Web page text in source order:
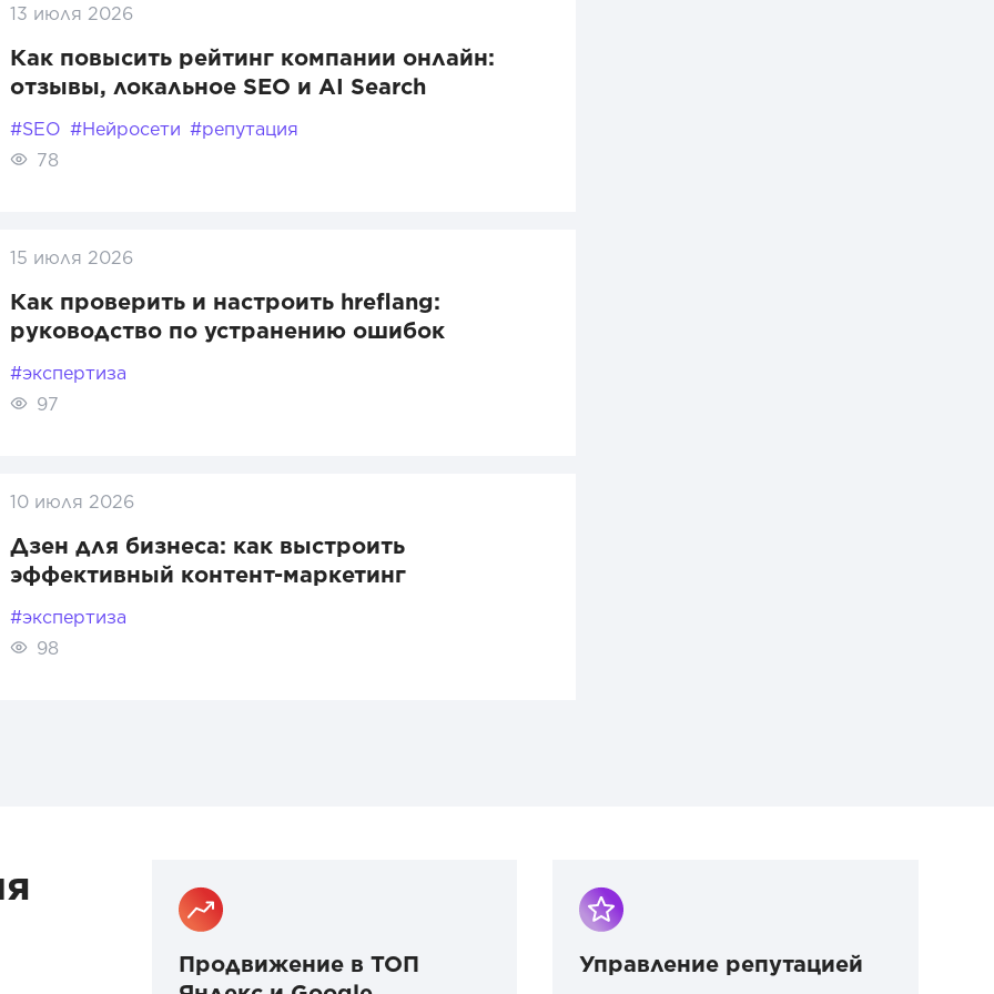
13 июля 2026
Как повысить рейтинг компании онлайн:
отзывы, локальное SEO и AI Search
#SEO #Нейросети #репутация
78
15 июля 2026
Как проверить и настроить hreflang:
руководство по устранению ошибок
#экспертиза
97
10 июля 2026
Дзен для бизнеса: как выстроить
эффективный контент-маркетинг
#экспертиза
98
Продвижение в ТОП
Управление репутацией